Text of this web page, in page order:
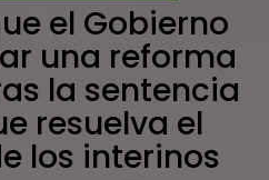
el Gobierno
una reforma
la sentencia
resuelva el
los interinos